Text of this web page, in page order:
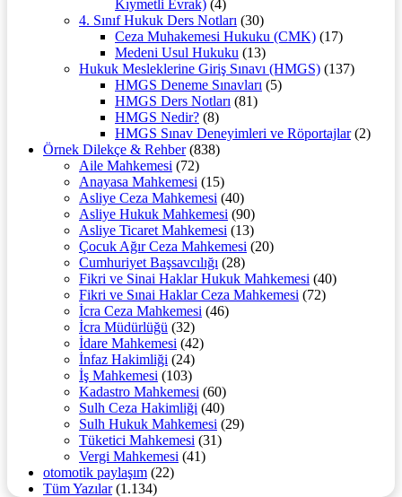
Kıymetli Evrak) (4)
4. Sınıf Hukuk Ders Notları (30)
Ceza Muhakemesi Hukuku (CMK) (17)
Medeni Usul Hukuku (13)
Hukuk Mesleklerine Giriş Sınavı (HMGS) (137)
HMGS Deneme Sınavları (5)
HMGS Ders Notları (81)
HMGS Nedir? (8)
HMGS Sınav Deneyimleri ve Röportajlar(2)
Örnek Dilekçe & Rehber(838)
Aile Mahkemesi (72)
Anayasa Mahkemesi (15)
Asliye Ceza Mahkemesi (40)
Asliye Hukuk Mahkemesi (90)
Asliye Ticaret Mahkemesi (13)
Çocuk Ağır Ceza Mahkemesi (20)
Cumhuriyet Başsavcılığı (28)
Fikri ve Sinai Haklar Hukuk Mahkemesi (40)
Fikri ve Sınai Haklar Ceza Mahkemesi (72)
İcra Ceza Mahkemesi (46)
İcra Müdürlüğü (32)
İdare Mahkemesi (42)
İnfaz Hakimliği (24)
İş Mahkemesi (103)
Kadastro Mahkemesi (60)
Sulh Ceza Hakimliği (40)
Sulh Hukuk Mahkemesi (29)
Tüketici Mahkemesi (31)
Vergi Mahkemesi (41)
otomotik paylaşım (22)
Tüm Yazılar(1.134)